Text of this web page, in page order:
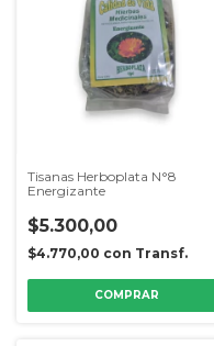
Tisanas Herboplata N°8
Energizante
$5.300,00
$4.770,00 con Transf.